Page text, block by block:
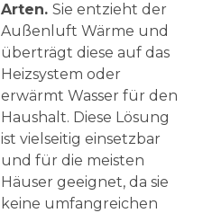
Arten. Sie entzieht der
Außenluft Wärme und
überträgt diese auf das
Heizsystem oder
erwärmt Wasser für den
Haushalt. Diese Lösung
ist vielseitig einsetzbar
und für die meisten
Häuser geeignet, da sie
keine umfangreichen